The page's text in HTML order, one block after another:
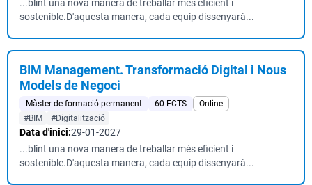
...blint una nova manera de treballar més eficient i
sostenible.D'aquesta manera, cada equip dissenyarà...
BIM Management. Transformació Digital i Nous
Models de Negoci
Màster de formació permanent 60 ECTS
Online
#BIM
#Digitalització
Data d'inici:29-01-2027
...blint una nova manera de treballar més eficient i
sostenible.D'aquesta manera, cada equip dissenyarà...